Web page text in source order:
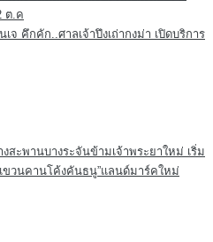
จ คึกคัก..ศาลเจ้าปึงเถ่ากงม่า เปิดบริการ
สะพานบางระจันข้ามเจ้าพระยาใหม่ เริ่ม
ขวนคานโค้งคันธนู”แลนด์มาร์คใหม่